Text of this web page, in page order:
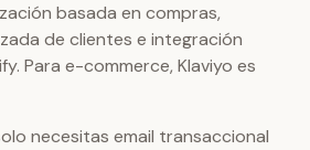
basada en compras,
de clientes e integración
Para e-commerce, Klaviyo es
necesitas email transaccional